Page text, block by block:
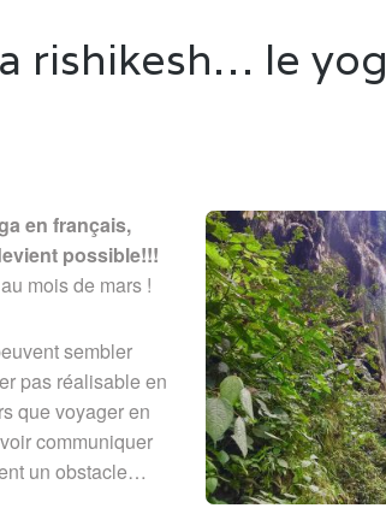
rishikesh… le
en français,
possible!!!
mois de mars !
sembler
pas réalisable en
que voyager en
communiquer
un obstacle…